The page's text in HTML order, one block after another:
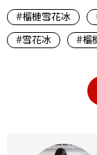
#榴槤雪花冰
#雪花冰
#榴